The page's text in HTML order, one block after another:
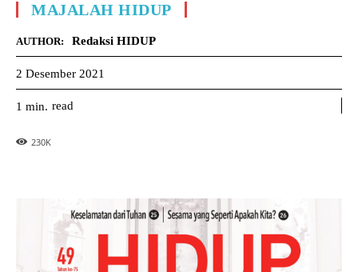
MAJALAH HIDUP
AUTHOR: Redaksi HIDUP
2 Desember 2021
1 min. read
230K